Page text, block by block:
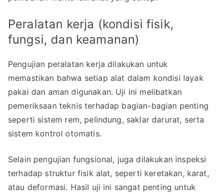
Peralatan kerja (kondisi fisik,
fungsi, dan keamanan)
Pengujian peralatan kerja dilakukan untuk
memastikan bahwa setiap alat dalam kondisi layak
pakai dan aman digunakan. Uji ini melibatkan
pemeriksaan teknis terhadap bagian-bagian penting
seperti sistem rem, pelindung, saklar darurat, serta
sistem kontrol otomatis.
Selain pengujian fungsional, juga dilakukan inspeksi
terhadap struktur fisik alat, seperti keretakan, karat,
atau deformasi. Hasil uji ini sangat penting untuk